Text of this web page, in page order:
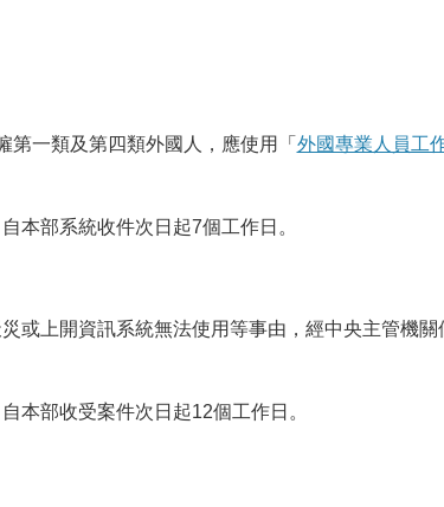
一類及第四類外國人，應使用「 外國專業人員工
本部系統收件次日起7個工作日。
或上開資訊系統無法使用等事由，經中央主管機
本部收受案件次日起12個工作日。